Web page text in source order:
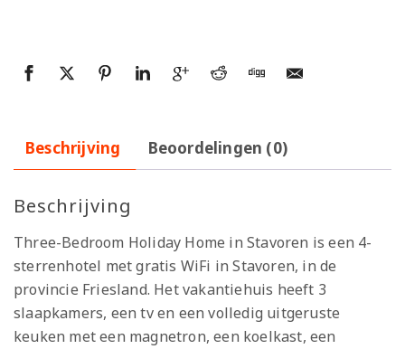
Beschrijving Beoordelingen (0)
Beschrijving
Three-Bedroom Holiday Home in Stavoren is een 4-
sterrenhotel met gratis WiFi in Stavoren, in de
provincie Friesland. Het vakantiehuis heeft 3
slaapkamers, een tv en een volledig uitgeruste
keuken met een magnetron, een koelkast, een